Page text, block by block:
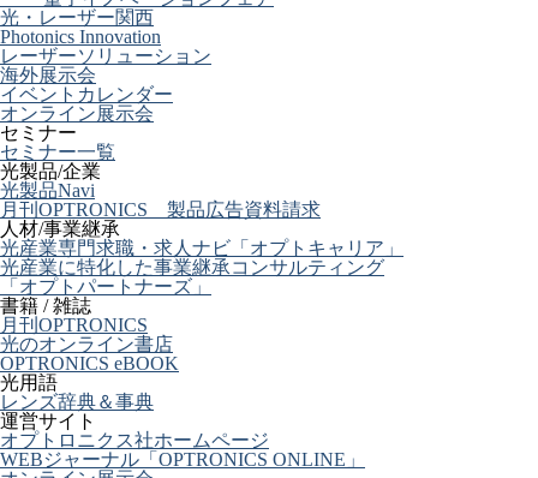
光・レーザー関西
Photonics Innovation
レーザーソリューション
海外展示会
イベントカレンダー
オンライン展示会
セミナー
セミナー一覧
光製品/企業
光製品Navi
月刊OPTRONICS 製品広告資料請求
人材/事業継承
光産業専門求職・求人ナビ「オプトキャリア」
光産業に特化した事業継承コンサルティング
「オプトパートナーズ」
書籍 / 雑誌
月刊OPTRONICS
光のオンライン書店
OPTRONICS eBOOK
光用語
レンズ辞典＆事典
運営サイト
オプトロニクス社ホームページ
WEBジャーナル「OPTRONICS ONLINE」